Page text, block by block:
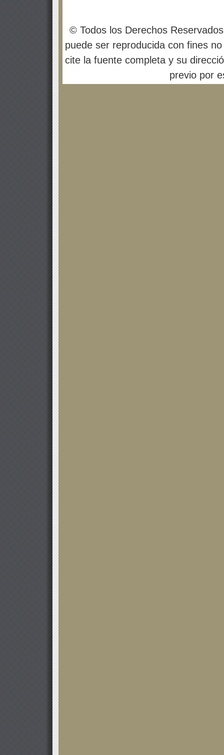
© Todos los Derechos
puede ser reproducida con fines
cite la fuente completa y su
previo por